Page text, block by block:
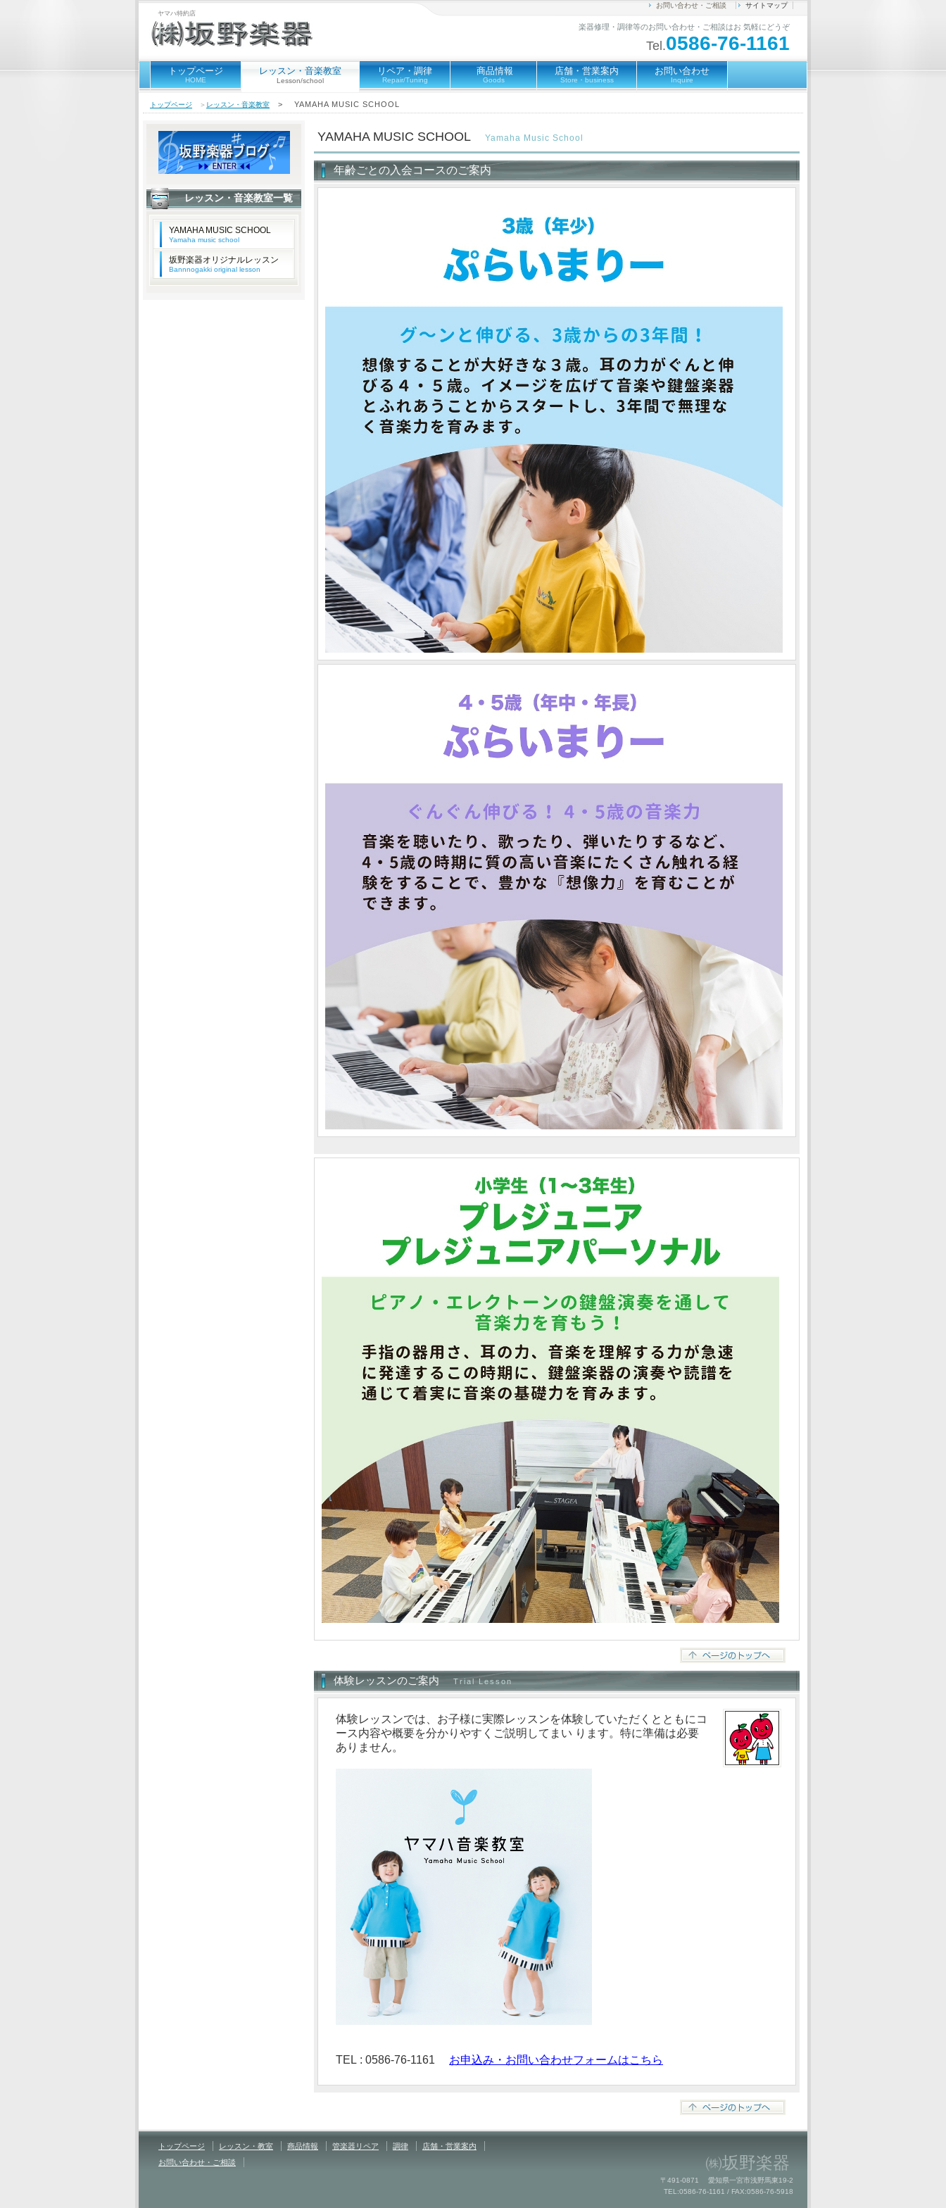
ヤマハ特約店
楽器修理・調律等のお問い合わせ・ご相談はお 気軽にどうぞ
Tel.0586-76-1161
お問い合わせ・ご相談 サイトマップ
トップページ
HOME
レッスン・音楽教室
Lesson/school
リペア・調律
Repair/Tuning
商品情報
Goods
店舗・営業案内
Store・business
お問い合わせ
Inquire
トップページ ＞ レッスン・音楽教室 > YAMAHA MUSIC SCHOOL
レッスン・音楽教室一覧
YAMAHA MUSIC SCHOOL
Yamaha music school
坂野楽器オリジナルレッスン
Bannnogakki original lesson
YAMAHA MUSIC SCHOOL Yamaha Music School
年齢ごとの入会コースのご案内
体験レッスンのご案内 Trial Lesson
体験レッスンでは、お子様に実際レッスンを体験していただくとともにコ
ース内容や概要を分かりやすくご説明してまい ります。特に準備は必要
ありません。
TEL : 0586-76-1161 お申込み・お問い合わせフォームはこちら
トップページ レッスン・教室 商品情報 管楽器リペア 調律
店舗・営業案内
お問い合わせ・ご相談
㈱坂野楽器
〒491-0871 愛知県一宮市浅野馬東19-2
TEL:0586-76-1161 / FAX:0586-76-5918